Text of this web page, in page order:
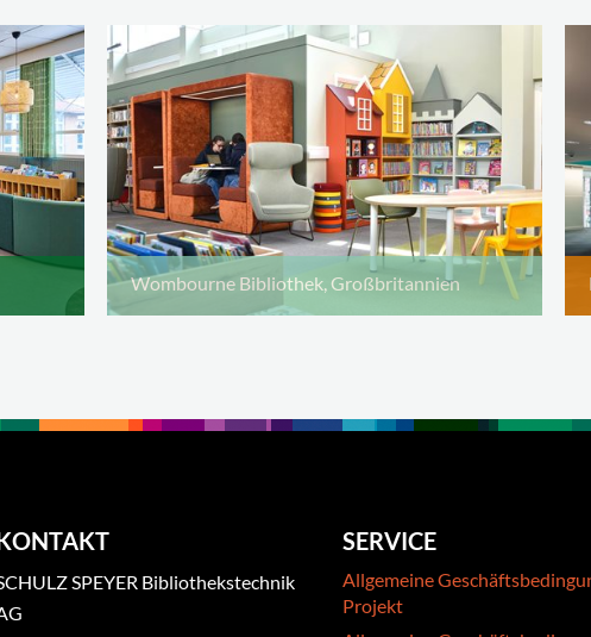
Wombourne Bibliothek, Großbritannien
SPEYER Bibliothekstechnik
SERVICE
Allgemeine
Projekt